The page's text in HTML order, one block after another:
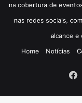
na cobertura de
nas redes sociais,
alcance e
Home
Notícias